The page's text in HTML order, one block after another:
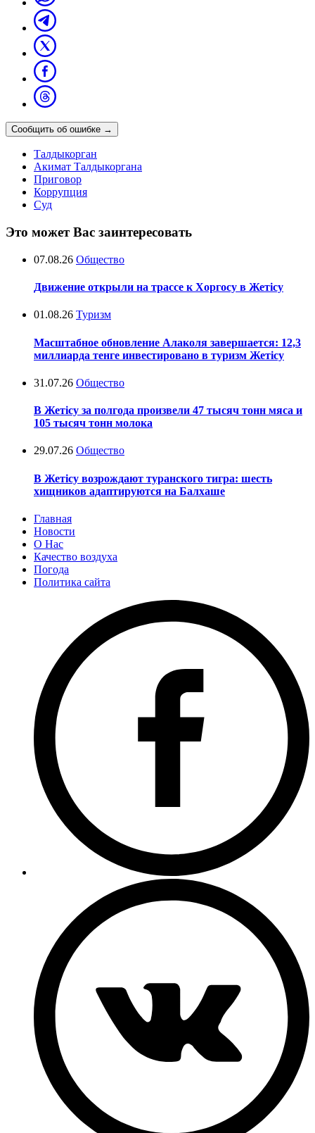
Сообщить об ошибке →
Талдыкорган
Акимат Талдыкоргана
Приговор
Коррупция
Суд
Это может Вас заинтересовать
07.08.26 Общество
Движение открыли на трассе к Хоргосу в Жетісу
01.08.26 Туризм
Масштабное обновление Алаколя завершается: 12,3
миллиарда тенге инвестировано в туризм Жетісу
31.07.26 Общество
В Жетісу за полгода произвели 47 тысяч тонн мяса и
105 тысяч тонн молока
29.07.26 Общество
В Жетісу возрождают туранского тигра: шесть
хищников адаптируются на Балхаше
Главная
Новости
О Нас
Качество воздуха
Погода
Политика сайта